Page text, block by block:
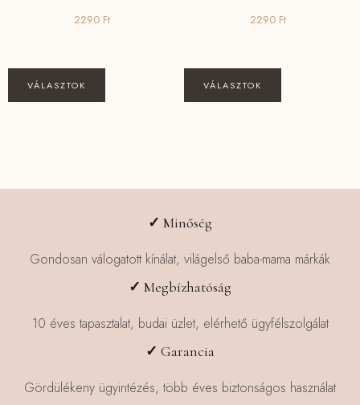
2290 Ft
VÁLASZTOK
a
változatok
termékoldalon
választhatók
2290 Ft
VÁLASZTOK
a
termékoldalon
✓ Minőség
Gondosan válogatott kínálat, világelső baba-mama márkák
✓ Megbízhatóság
10 éves tapasztalat, budai üzlet, elérhető ügyfélszolgálat
✓ Garancia
Gördülékeny ügyintézés, több éves biztonságos használat